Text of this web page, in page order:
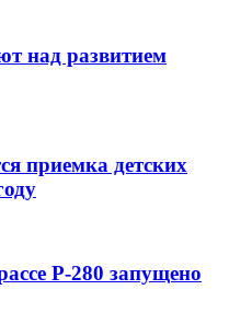
над развитием
приемка детских
Р-280 запущено